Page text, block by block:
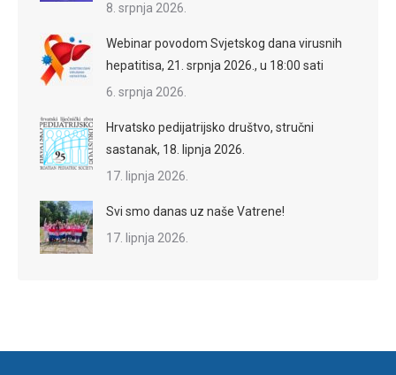
8. srpnja 2026.
Webinar povodom Svjetskog dana virusnih
hepatitisa, 21. srpnja 2026., u 18:00 sati
6. srpnja 2026.
Hrvatsko pedijatrijsko društvo, stručni
sastanak, 18. lipnja 2026.
17. lipnja 2026.
Svi smo danas uz naše Vatrene!
17. lipnja 2026.